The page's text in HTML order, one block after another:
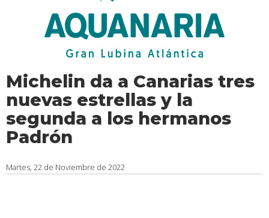
Michelin da a Canarias tres
nuevas estrellas y la
segunda a los hermanos
Padrón
Martes, 22 de Noviembre de 2022